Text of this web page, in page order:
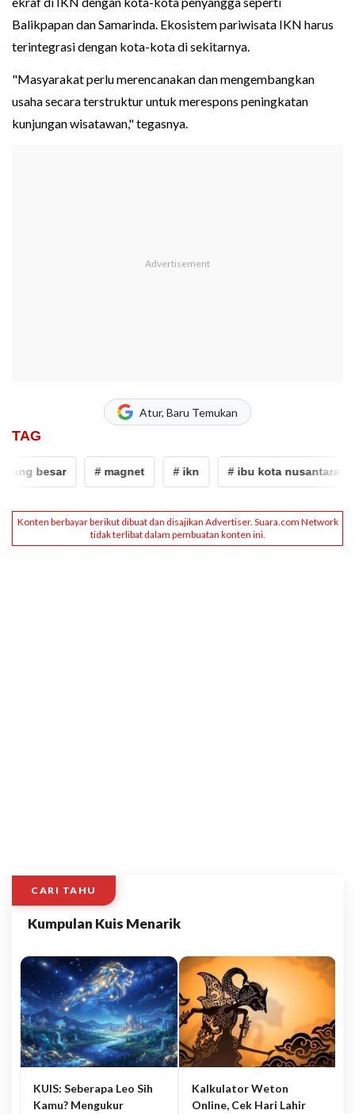
Balikpapan dan Samarinda. Ekosistem pariwisata IKN harus
terintegrasi dengan kota-kota di sekitarnya.
"Masyarakat perlu merencanakan dan mengembangkan
usaha secara terstruktur untuk merespons peningkatan
kunjungan wisatawan," tegasnya.
Atur, Baru Temukan
TAG
besar # magnet # ikn # ibu kota nusantara
CARI TAHU
Kumpulan Kuis Menarik
KUIS: Seberapa Leo Sih
Kamu? Mengukur
Kalkulator Weton
Online, Cek Hari Lahir